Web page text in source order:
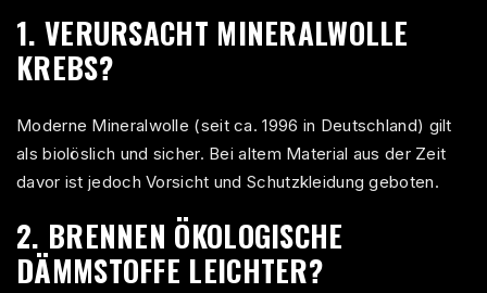
1. VERURSACHT MINERALWOLLE
KREBS?
Moderne Mineralwolle (seit ca. 1996 in Deutschland) gilt
als biolöslich und sicher. Bei altem Material aus der Zeit
davor ist jedoch Vorsicht und Schutzkleidung geboten.
2. BRENNEN ÖKOLOGISCHE
DÄMMSTOFFE LEICHTER?